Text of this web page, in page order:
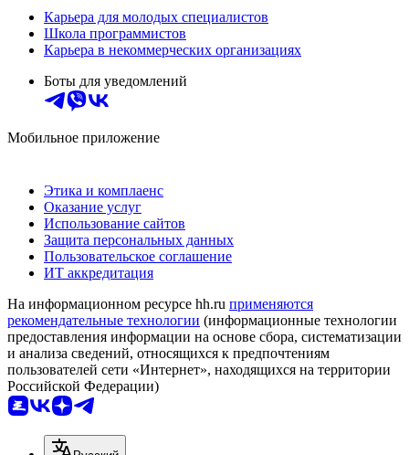
Карьера для молодых специалистов
Школа программистов
Карьера в некоммерческих организациях
Боты для уведомлений
Мобильное приложение
Этика и комплаенс
Оказание услуг
Использование сайтов
Защита персональных данных
Пользовательское соглашение
ИТ аккредитация
На информационном ресурсе hh.ru применяются
рекомендательные технологии (информационные технологии
предоставления информации на основе сбора, систематизации
и анализа сведений, относящихся к предпочтениям
пользователей сети «Интернет», находящихся на территории
Российской Федерации)